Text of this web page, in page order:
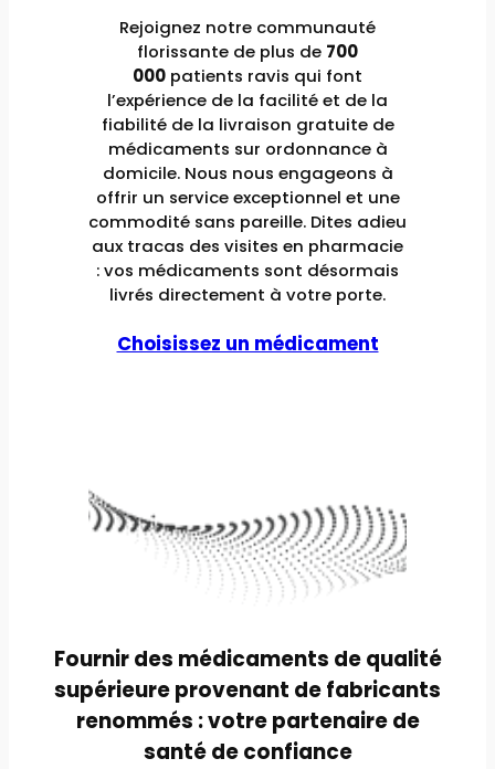
Rejoignez notre communauté
florissante de plus de 700
000 patients ravis qui font
l’expérience de la facilité et de la
fiabilité de la livraison gratuite de
médicaments sur ordonnance à
domicile. Nous nous engageons à
offrir un service exceptionnel et une
commodité sans pareille. Dites adieu
aux tracas des visites en pharmacie
: vos médicaments sont désormais
livrés directement à votre porte.
Choisissez un médicament
Fournir des médicaments de qualité
supérieure provenant de fabricants
renommés : votre partenaire de
santé de confiance